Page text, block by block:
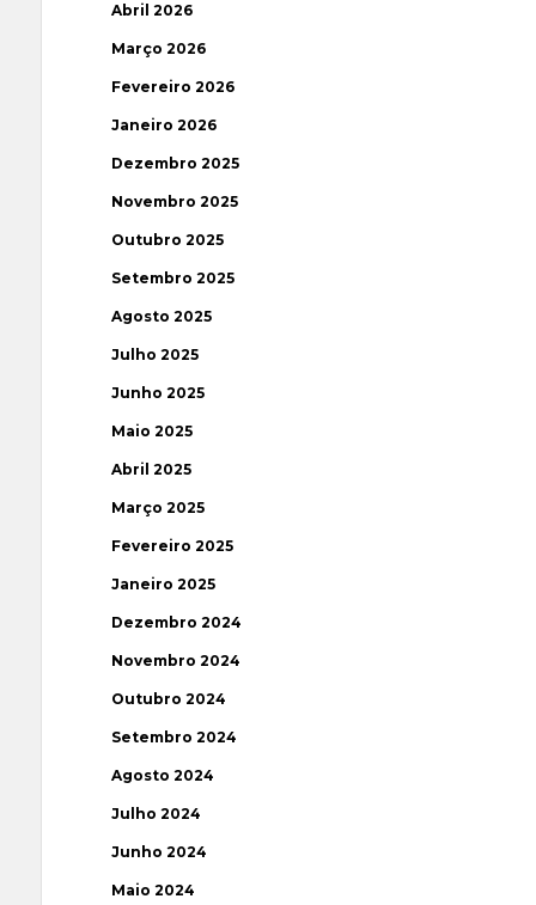
Abril 2026
Março 2026
Fevereiro 2026
Janeiro 2026
Dezembro 2025
Novembro 2025
Outubro 2025
Setembro 2025
Agosto 2025
Julho 2025
Junho 2025
Maio 2025
Abril 2025
Março 2025
Fevereiro 2025
Janeiro 2025
Dezembro 2024
Novembro 2024
Outubro 2024
Setembro 2024
Agosto 2024
Julho 2024
Junho 2024
Maio 2024